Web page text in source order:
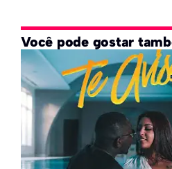
Você pode gostar